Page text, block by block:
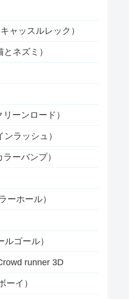
ャッスルレック）
ネズミ）
ーンロード）
ラッシュ）
ーバンプ）
ーホール）
ゴール）
runner 3D
ーイ）